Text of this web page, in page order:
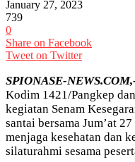
January 27, 2023
739
0
Share on Facebook
Tweet on Twitter
SPIONASE-
Kodim 1421/Pangkep
kegiatan Senam
santai bersama Jum’at
menjaga kesehatan dan
silaturahmi sesama